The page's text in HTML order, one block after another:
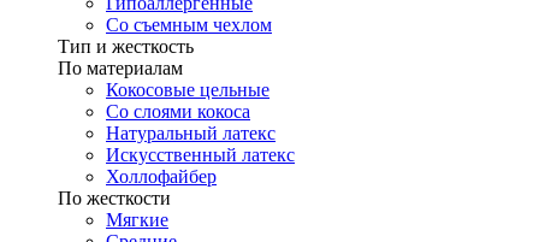
Со съемным чехлом
Тип и жесткость
По материалам
Кокосовые цельные
Со слоями кокоса
Натуральный латекс
Искусственный латекс
Холлофайбер
По жесткости
Мягкие